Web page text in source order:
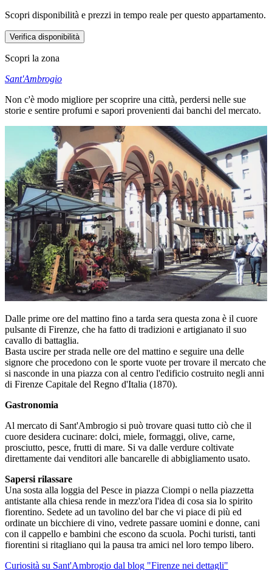
Scopri disponibilità e prezzi in tempo reale per questo appartamento.
Verifica disponibilità
Scopri la zona
Sant'Ambrogio
Non c'è modo migliore per scoprire una città, perdersi nelle sue
storie e sentire profumi e sapori provenienti dai banchi del mercato.
Dalle prime ore del mattino fino a tarda sera questa zona è il cuore
pulsante di Firenze, che ha fatto di tradizioni e artigianato il suo
cavallo di battaglia.
Basta uscire per strada nelle ore del mattino e seguire una delle
signore che procedono con le sporte vuote per trovare il mercato che
si nasconde in una piazza con al centro l'edificio costruito negli anni
di Firenze Capitale del Regno d'Italia (1870).
Gastronomia
Al mercato di Sant'Ambrogio si può trovare quasi tutto ciò che il
cuore desidera cucinare: dolci, miele, formaggi, olive, carne,
prosciutto, pesce, frutti di mare. Si va dalle verdure coltivate
direttamente dai venditori alle bancarelle di abbigliamento usato.
Sapersi rilassare
Una sosta alla loggia del Pesce in piazza Ciompi o nella piazzetta
antistante alla chiesa rende in mezz'ora l'idea di cosa sia lo spirito
fiorentino. Sedete ad un tavolino del bar che vi piace di più ed
ordinate un bicchiere di vino, vedrete passare uomini e donne, cani
con il cappello e bambini che escono da scuola. Pochi turisti, tanti
fiorentini si ritagliano qui la pausa tra amici nel loro tempo libero.
Curiosità su Sant'Ambrogio dal blog "Firenze nei dettagli"